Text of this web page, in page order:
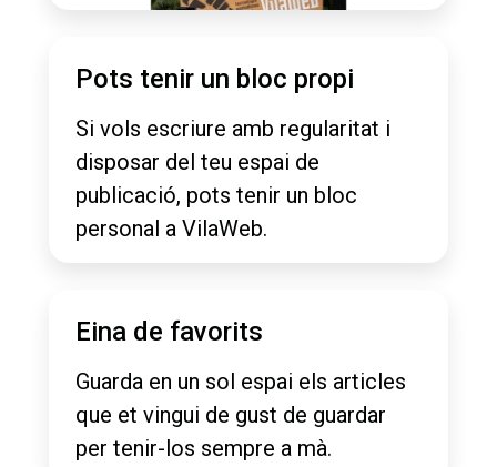
Pots tenir un bloc propi
Si vols escriure amb regularitat i
disposar del teu espai de
publicació, pots tenir un bloc
personal a VilaWeb.
Eina de favorits
Guarda en un sol espai els articles
que et vingui de gust de guardar
per tenir-los sempre a mà.